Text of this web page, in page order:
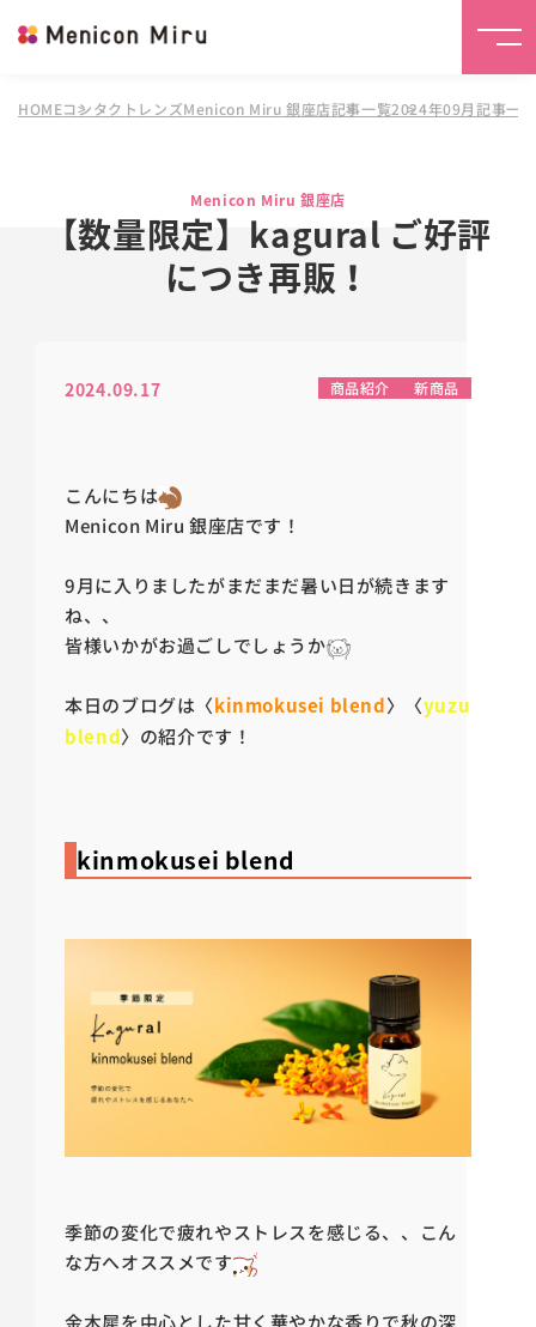
HOMEコンタクトレンズMenicon Miru 銀座店記事一覧2024年09月記事一覧
Menicon Miru 銀座店
【数量限定】kagural ご好評
につき再販！
2024.09.17 商品紹介 新商品
こんにちは
Menicon Miru 銀座店です！
9月に入りましたがまだまだ暑い日が続きます
ね、、
皆様いかがお過ごしでしょうか
本日のブログは〈kinmokusei blend〉〈yuzu
blend〉の紹介です！
kinmokusei blend
季節の変化で疲れやストレスを感じる、、こん
な方へオススメです
金木犀を中心とした甘く華やかな香りで秋の深